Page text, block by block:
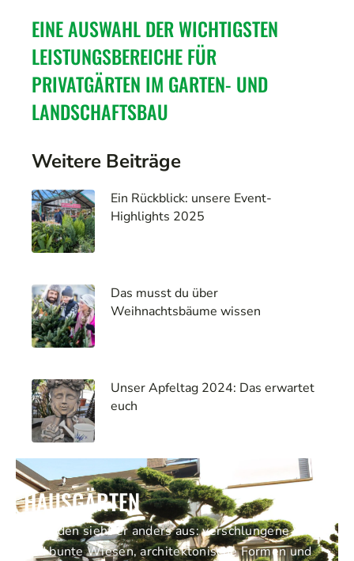
EINE AUSWAHL DER WICHTIGSTEN
LEISTUNGSBEREICHE FÜR
PRIVATGÄRTEN IM GARTEN- UND
LANDSCHAFTSBAU
Weitere Beiträge
Ein Rückblick: unsere Event-
Highlights 2025
Das musst du über
Weihnachtsbäume wissen
Unser Apfeltag 2024: Das erwartet
euch
HAUSGÄRTEN
Für jeden sieht er anders aus: verschlungene Wege
und bunte Wiesen, architektonische Formen und